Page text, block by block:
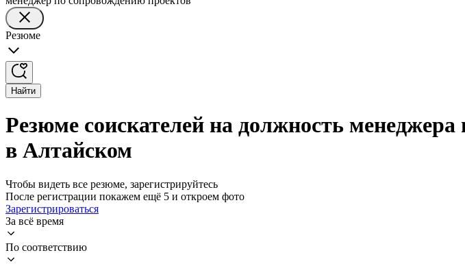
Резюме
Найти
Резюме соискателей на должность
в Алтайском
Чтобы видеть все резюме, зарегистрируйтесь
После регистрации покажем ещё 5 и откроем фото
Зарегистрироваться
За всё время
По соответствию